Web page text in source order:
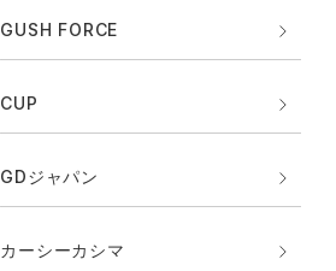
GUSH FORCE
CUP
GDジャパン
カーシーカシマ